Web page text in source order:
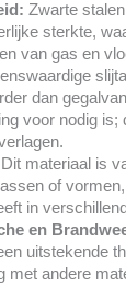
Zwarte
sterkte,
van gas en
dan
voor nodig is;
Dit materiaal is
of
in
en
uitstekende
met andere